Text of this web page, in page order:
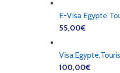
E-Visa Egypte
55,00€
100,00€